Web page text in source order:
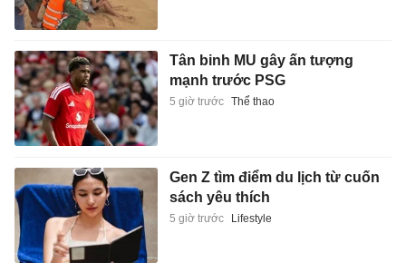
Tân binh MU gây ấn tượng
mạnh trước PSG
5 giờ trước Thể thao
Gen Z tìm điểm du lịch từ cuốn
sách yêu thích
5 giờ trước Lifestyle